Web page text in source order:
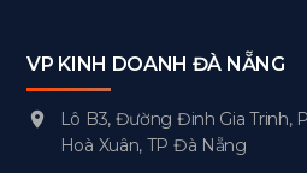
VP KINH DOANH ĐÀ NẴNG
Lô B3, Đường Đinh Gia Trinh,
Hoà Xuân, TP Đà Nẵng